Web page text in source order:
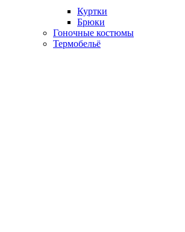
Куртки
Брюки
Гоночные костюмы
Термобельё